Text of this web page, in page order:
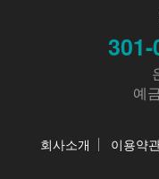
예
회사소개 이용약